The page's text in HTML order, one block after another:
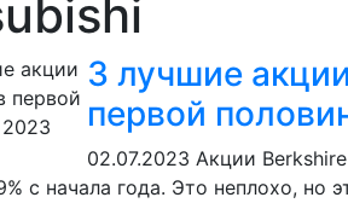
3 лучшие
первой
02.07.2023 Акции
с начала года. Это неплохо, но